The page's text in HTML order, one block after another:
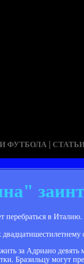
ФУТБОЛА |
в Италию.
за Адриано
Бразильцу могут